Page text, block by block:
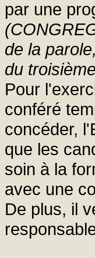
par une
de la
du
Pour
conféré
concéder,
que les
soin à la
avec une
De plus, il